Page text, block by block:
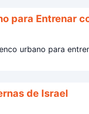
para Entrenar
urbano para
de Israel